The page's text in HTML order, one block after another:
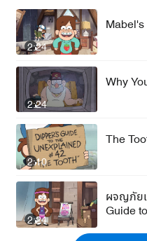
2:24
2:24
Why
2:10
The
2:24
ผจญภัย
Guide